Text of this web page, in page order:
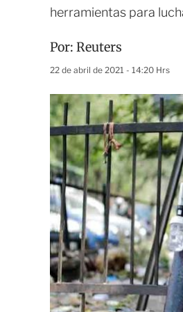
herramientas para
Por: Reuters
22 de abril de 2021 - 14:20 Hrs